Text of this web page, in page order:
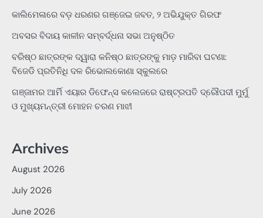
କାଲିମେଳାରେ ବଡ଼ ଧରଣର ଗଞ୍ଜେଇ ଜବତ, ୨ ଅଭିଯୁକ୍ତ ଗିରଫ
ଅବସର ବିଦାୟ କାଳୀନ ସମ୍ବର୍ଦ୍ଧନା ସଭା ଅନୁଷ୍ଠିତ
ବରିଷ୍ଠ ଛାତ୍ରଙ୍କ ଦ୍ୱାରା କନିଷ୍ଠ ଛାତ୍ରଙ୍କୁ ମାଡ଼ ମାରିବା ଘଟଣା:
ବିଜେଡି ପ୍ରତିନିଧି ଦଳ ରିଭୋଲକୋଣା ସ୍କୁଲରେ
ଗଞ୍ଜାମର ଆର୍ମି ଏୟାର ଡିଫେନ୍ସ କଲେଜରେ ରାଷ୍ଟ୍ରପତି ଦ୍ରୌପଦୀ ମୁର୍ମୁ
ଓ ମୁଖ୍ୟମନ୍ତ୍ରୀ ମୋହନ ଚରଣ ମାଝୀ
Archives
August 2026
July 2026
June 2026